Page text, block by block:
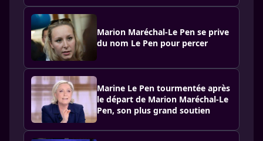
Marion Maréchal-Le Pen se prive
du nom Le Pen pour percer
Marine Le Pen tourmentée après
le départ de Marion Maréchal-Le
Pen, son plus grand soutien